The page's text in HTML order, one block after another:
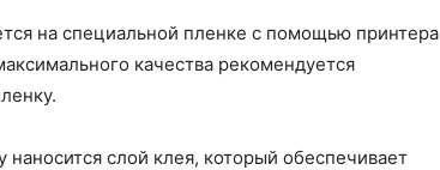
на специальной пленке с помощью принтера
качества рекомендуется
наносится слой клея, который обеспечивает